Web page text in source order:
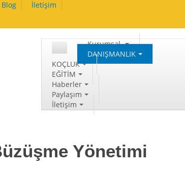
Blog İletişim
Kurumsal
DANIŞMANLIK
KOÇLUK
EĞİTİM
Haberler
Paylaşım
İletişim
Yönetimi